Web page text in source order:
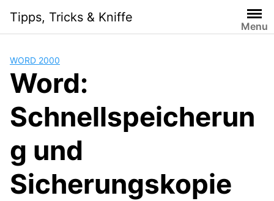
content
Tipps, Tricks & Kniffe
Menu
WORD 2000
Word:
Schnellspeicherun
g und
Sicherungskopie